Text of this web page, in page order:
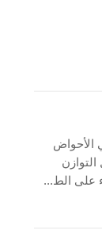
الأحواض
على الط...